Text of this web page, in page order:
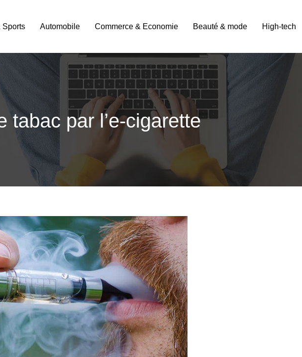
Sports Automobile Commerce & Economie Beauté & mode High-tech
tabac par l’e-cigarette